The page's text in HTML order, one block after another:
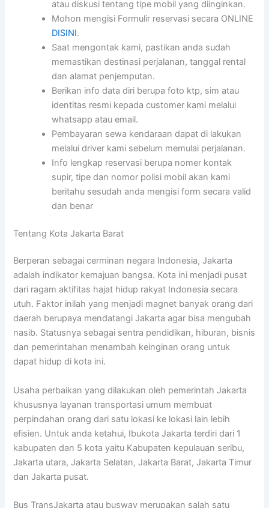
atau diskusi tentang tipe mobil yang diinginkan.
Mohon mengisi Formulir reservasi secara ONLINE
DISINI.
Saat mengontak kami, pastikan anda sudah
memastikan destinasi perjalanan, tanggal rental
dan alamat penjemputan.
Berikan info data diri berupa foto ktp, sim atau
identitas resmi kepada customer kami melalui
whatsapp atau email.
Pembayaran sewa kendaraan dapat di lakukan
melalui driver kami sebelum memulai perjalanan.
Info lengkap reservasi berupa nomer kontak
supir, tipe dan nomor polisi mobil akan kami
beritahu sesudah anda mengisi form secara valid
dan benar
Tentang Kota Jakarta Barat
Berperan sebagai cerminan negara Indonesia, Jakarta
adalah indikator kemajuan bangsa. Kota ini menjadi pusat
dari ragam aktifitas hajat hidup rakyat Indonesia secara
utuh. Faktor inilah yang menjadi magnet banyak orang dari
daerah berupaya mendatangi Jakarta agar bisa mengubah
nasib. Statusnya sebagai sentra pendidikan, hiburan, bisnis
dan pemerintahan menambah keinginan orang untuk
dapat hidup di kota ini.
Usaha perbaikan yang dilakukan oleh pemerintah Jakarta
khususnya layanan transportasi umum membuat
perpindahan orang dari satu lokasi ke lokasi lain lebih
efisien. Untuk anda ketahui, Ibukota Jakarta terdiri dari 1
kabupaten dan 5 kota yaitu Kabupaten kepulauan seribu,
Jakarta utara, Jakarta Selatan, Jakarta Barat, Jakarta Timur
dan Jakarta pusat.
Bus TransJakarta atau busway merupakan salah satu